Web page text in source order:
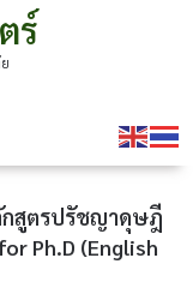
ร์
กสูตรปรัชญาดุษฎี
Ph.D (English